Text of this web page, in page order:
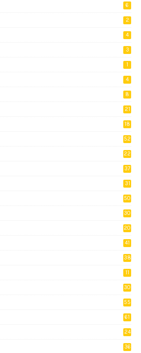
6
2
4
3
1
4
8
21
18
52
22
37
31
50
30
20
41
38
11
30
55
61
24
36